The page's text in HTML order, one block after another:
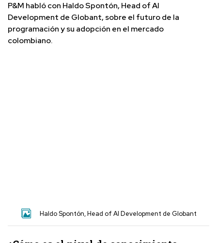
P&M habló con Haldo Spontón, Head of AI
Development de Globant, sobre el futuro de la
programación y su adopción en el mercado
colombiano.
Haldo Spontón, Head of AI Development de Globant